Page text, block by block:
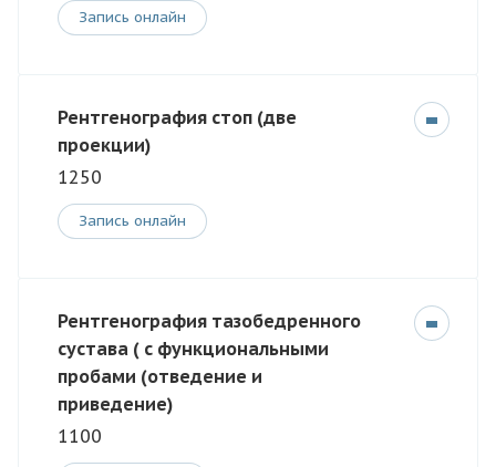
Запись онлайн
Рентгенография стоп (две
проекции)
1250
Запись онлайн
Рентгенография тазобедренного
сустава ( с функциональными
пробами (отведение и
приведение)
1100